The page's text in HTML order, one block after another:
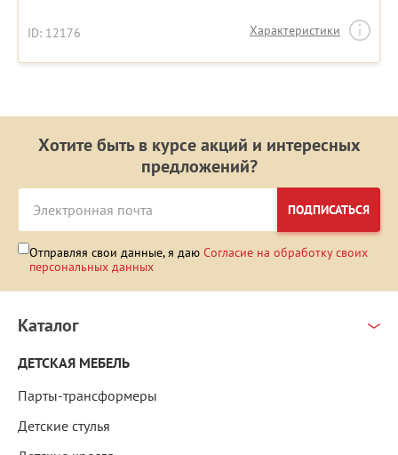
ID: 12176 Характеристики
Хотите быть в курсе акций и интересных
предложений?
ПОДПИСАТЬСЯ
Отправляя свои данные, я даю Согласие на обработку своих
персональных данных
Каталог
ДЕТСКАЯ МЕБЕЛЬ
Парты-трансформеры
Детские стулья